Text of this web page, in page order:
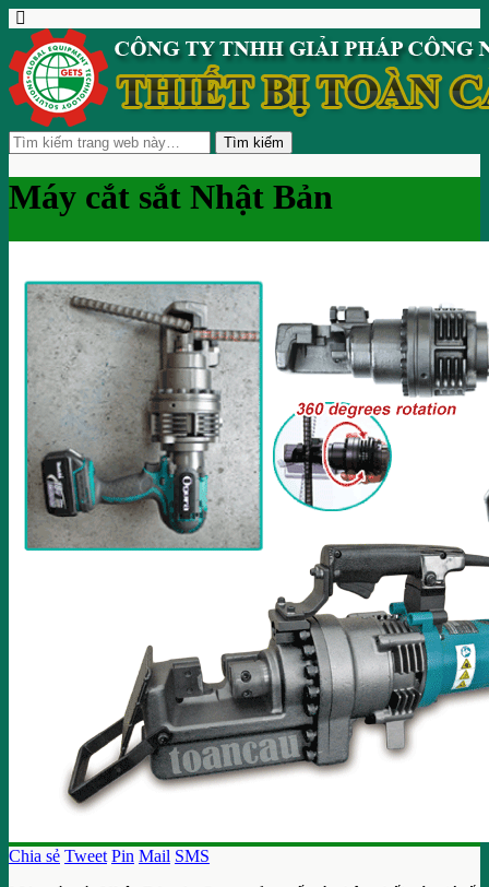
Máy cắt sắt Nhật Bản
Chia sẻ Tweet Pin Mail SMS